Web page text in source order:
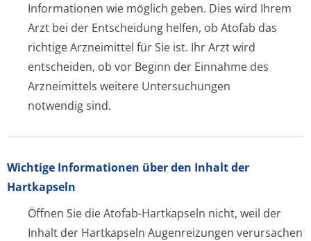
Informationen wie möglich geben. Dies wird Ihrem
Arzt bei der Entscheidung helfen, ob Atofab das
richtige Arzneimittel für Sie ist. Ihr Arzt wird
entscheiden, ob vor Beginn der Einnahme des
Arzneimittels weitere Untersuchungen
notwendig sind.
Wichtige Informationen über den Inhalt der
Hartkapseln
Öffnen Sie die Atofab-Hartkapseln nicht, weil der
Inhalt der Hartkapseln Augenreizungen verursachen